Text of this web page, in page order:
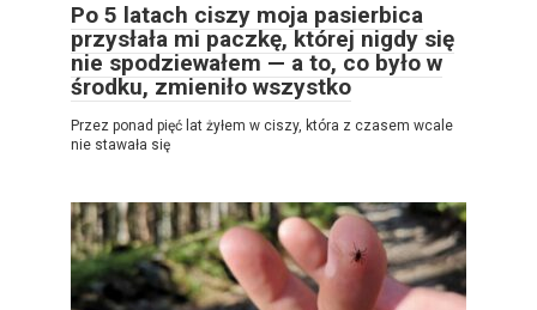
Po 5 latach ciszy moja pasierbica
przysłała mi paczkę, której nigdy się
nie spodziewałem — a to, co było w
środku, zmieniło wszystko
Przez ponad pięć lat żyłem w ciszy, która z czasem wcale
nie stawała się